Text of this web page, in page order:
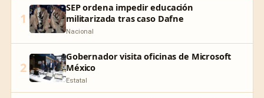
1
SEP ordena impedir educación
militarizada tras caso Dafne
Nacional
2
Gobernador visita oficinas de Microsoft
México
Estatal